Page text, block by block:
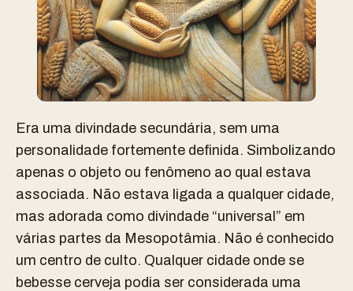
Era uma divindade secundária, sem uma
personalidade fortemente definida. Simbolizando
apenas o objeto ou fenômeno ao qual estava
associada. Não estava ligada a qualquer cidade,
mas adorada como divindade “universal” em
várias partes da Mesopotâmia. Não é conhecido
um centro de culto. Qualquer cidade onde se
bebesse cerveja podia ser considerada uma